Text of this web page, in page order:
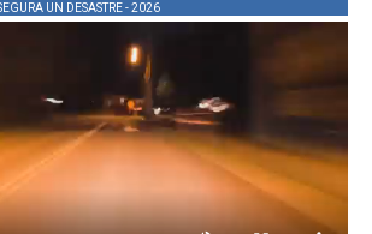
UN DESASTRE - 2026